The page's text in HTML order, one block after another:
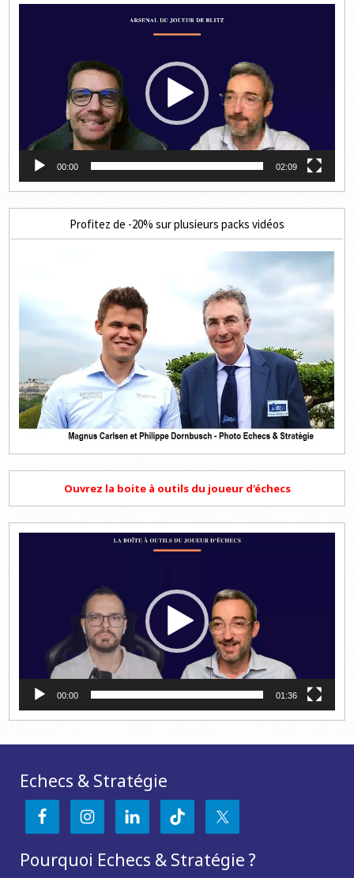
00:00 02:09
Profitez de -20% sur plusieurs packs vidéos
Ouvrez la boite à outils du joueur d'échecs
00:00 01:36
Echecs & Stratégie
Pourquoi Echecs & Stratégie ?